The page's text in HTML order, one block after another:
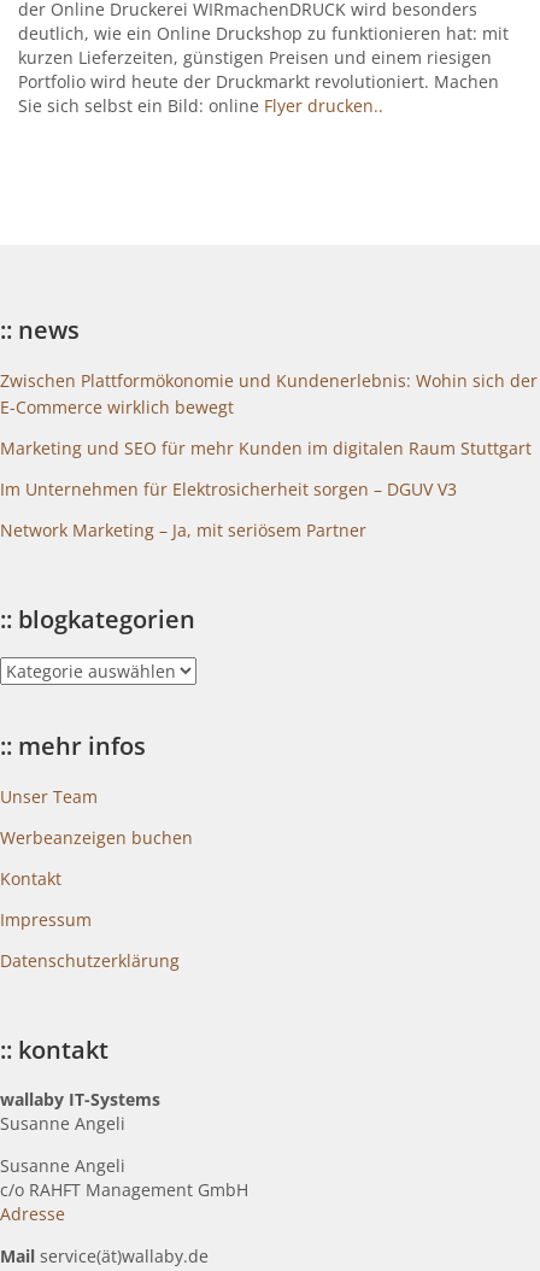
der Online Druckerei WIRmachenDRUCK wird besonders
deutlich, wie ein Online Druckshop zu funktionieren hat: mit
kurzen Lieferzeiten, günstigen Preisen und einem riesigen
Portfolio wird heute der Druckmarkt revolutioniert. Machen
Sie sich selbst ein Bild: online Flyer drucken..
:: news
Zwischen Plattformökonomie und Kundenerlebnis: Wohin sich der
E-Commerce wirklich bewegt
Marketing und SEO für mehr Kunden im digitalen Raum Stuttgart
Im Unternehmen für Elektrosicherheit sorgen – DGUV V3
Network Marketing – Ja, mit seriösem Partner
:: blogkategorien
::
blogkategorien
:: mehr infos
Unser Team
Werbeanzeigen buchen
Kontakt
Impressum
Datenschutzerklärung
:: kontakt
wallaby IT-Systems
Susanne Angeli
Susanne Angeli
c/o RAHFT Management GmbH
Adresse
Mail service(ät)wallaby.de